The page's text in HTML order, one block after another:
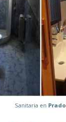
Sanitaria en Prado